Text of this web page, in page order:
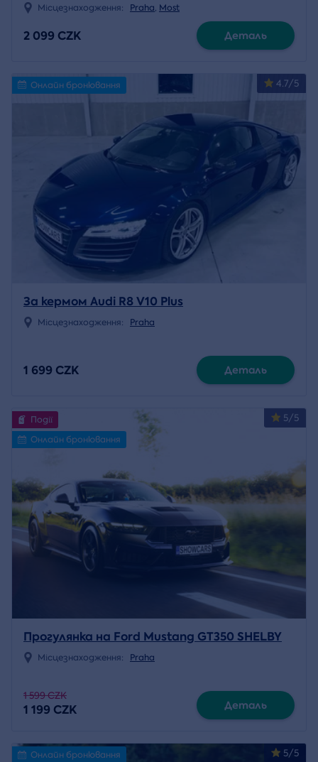
Місцезнаходження: Praha, Most
2 099 CZK Деталь
4.7/5
Онлайн бронювання
За кермом Audi R8 V10 Plus
Місцезнаходження: Praha
1 699 CZK Деталь
5/5
Події
Онлайн бронювання
Прогулянка на Ford Mustang GT350 SHELBY
Місцезнаходження: Praha
1 599 CZK
1 199 CZK Деталь
5/5
Онлайн бронювання